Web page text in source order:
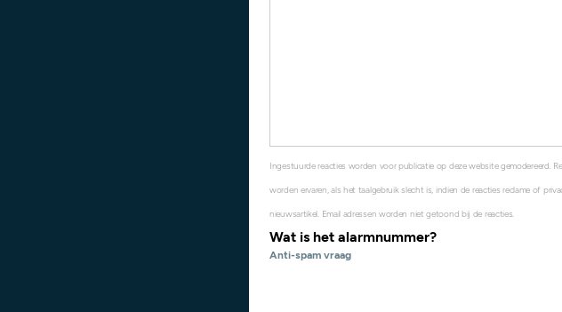
Ingestuurde reacties worden voor publicatie op deze website gemodereerd.
worden ervaren, als het taalgebruik slecht is, indien de reacties reclame of
nieuwsartikel. Email adressen worden niet getoond bij de reacties.
Wat is het alarmnummer?
Anti-spam vraag